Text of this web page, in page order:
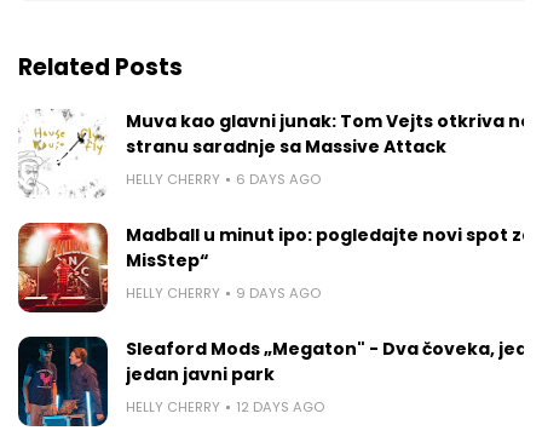
Related Posts
Muva kao glavni junak: Tom Vejts otkriva
stranu saradnje sa Massive Attack
HELLY CHERRY 6 DAYS AGO
Madball u minut ipo: pogledajte novi spot za
MisStep“
HELLY CHERRY 9 DAYS AGO
Sleaford Mods „Megaton" - Dva čoveka,
jedan javni park
HELLY CHERRY 12 DAYS AGO